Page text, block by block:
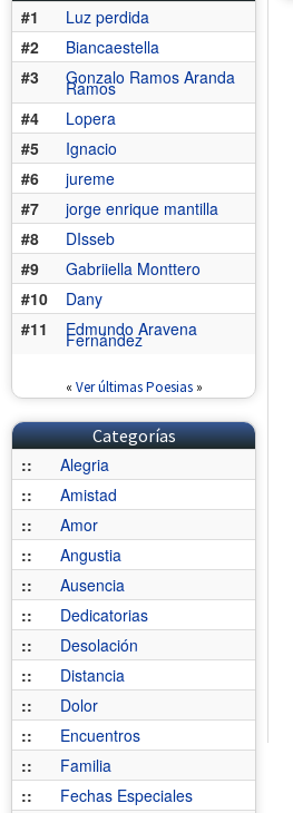
#1
Luz perdida
#2
Biancaestella
#3
Gonzalo Ramos Aranda
Ramos
#4
Lopera
#5
Ignacio
#6
jureme
#7
jorge enrique mantilla
#8
DIsseb
#9
Gabriiella Monttero
#10
Dany
#11
Edmundo Aravena
Fernández
« Ver últimas Poesias»
Categorías
::
Alegria
::
Amistad
::
Amor
::
Angustia
::
Ausencia
::
Dedicatorias
::
Desolación
::
Distancia
::
Dolor
::
Encuentros
::
Familia
::
Fechas Especiales